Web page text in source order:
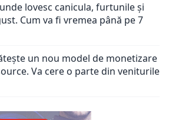
lovesc canicula, furtunile și
Cum va fi vremea până pe 7
un nou model de monetizare
Va cere o parte din veniturile